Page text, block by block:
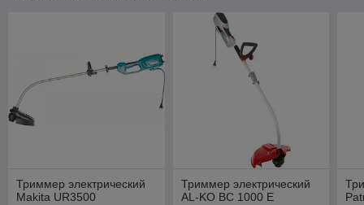
Триммер электрический
Makita UR3500
Триммер электрический
AL-KO BC 1000 E